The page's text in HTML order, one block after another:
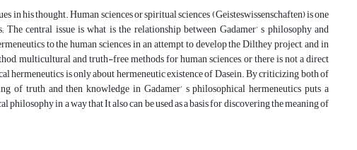
in his thought. Human sciences or spiritual sciences (Geisteswissenschaften) is one
central issue is what is the relationship between Gadamer’ s philosophy and
to the human sciences in an attempt to develop the Dilthey project, and in
multicultural and truth-free methods for human sciences, or there is not a direct
hermeneutics is only about hermeneutic existence of Dasein. By criticizing both of
of truth and then knowledge in Gadamer’ s philosophical hermeneutics puts a
in a way that It also can be used as a basis for discovering the meaning of